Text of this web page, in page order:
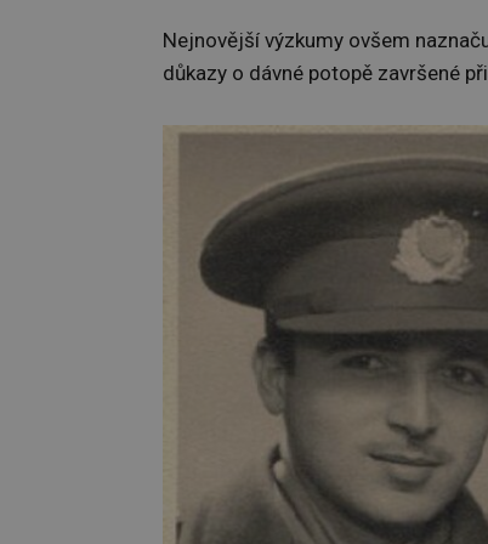
Nejnovější výzkumy ovšem
důkazy o dávné potopě završené